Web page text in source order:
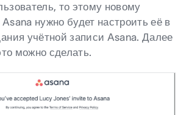
то этому новому
нужно будет настроить её в
учётной записи Asana. Далее
можно сделать.